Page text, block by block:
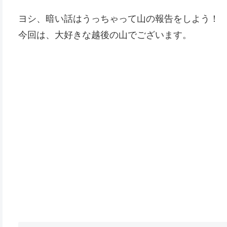
ヨシ、暗い話はうっちゃって山の報告をしよう！
今回は、大好きな越後の山でございます。